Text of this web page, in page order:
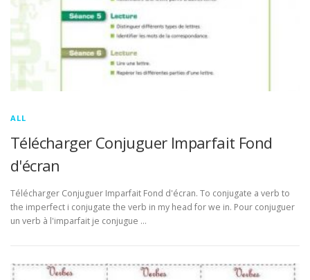
ALL
Télécharger Conjuguer Imparfait Fond
d'écran
Télécharger Conjuguer Imparfait Fond d'écran. To conjugate a verb to
the imperfect i conjugate the verb in my head for we in. Pour conjuguer
un verb à l'imparfait je conjugue …